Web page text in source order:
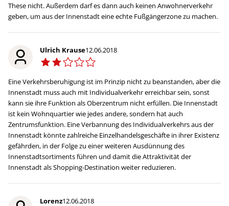
These nicht. Außerdem darf es dann auch keinen Anwohnerverkehr
geben, um aus der Innenstadt eine echte Fußgängerzone zu machen.
Ulrich Krause12.06.2018
Eine Verkehrsberuhigung ist im Prinzip nicht zu beanstanden, aber die
Innenstadt muss auch mit Individualverkehr erreichbar sein, sonst
kann sie ihre Funktion als Oberzentrum nicht erfüllen. Die Innenstadt
ist kein Wohnquartier wie jedes andere, sondern hat auch
Zentrumsfunktion. Eine Verbannung des Individualverkehrs aus der
Innenstadt könnte zahlreiche Einzelhandelsgeschäfte in ihrer Existenz
gefährden, in der Folge zu einer weiteren Ausdünnung des
Innenstadtsortiments führen und damit die Attraktivität der
Innenstadt als Shopping-Destination weiter reduzieren.
Lorenz12.06.2018